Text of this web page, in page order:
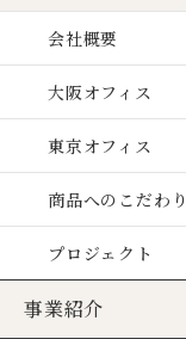
会社概要
大阪オフィス
東京オフィス
商品へのこだわり
プロジェクト
事業紹介